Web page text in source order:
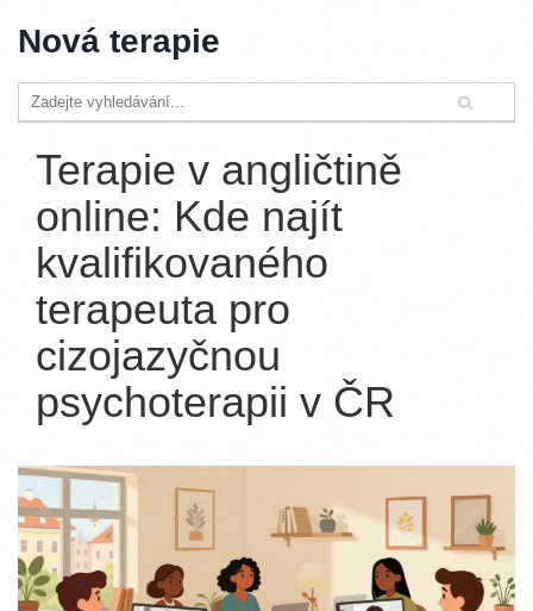
Nová terapie
Terapie v angličtině
online: Kde najít
kvalifikovaného
terapeuta pro
cizojazyčnou
psychoterapii v ČR